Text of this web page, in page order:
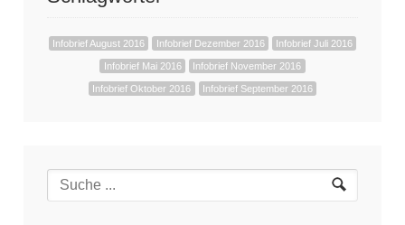
Infobrief August 2016 Infobrief Dezember 2016 Infobrief Juli 2016
Infobrief Mai 2016 Infobrief November 2016
Infobrief Oktober 2016 Infobrief September 2016